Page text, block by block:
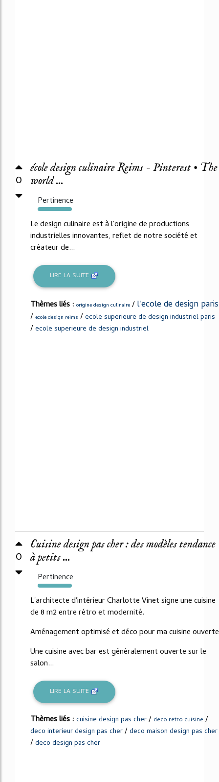
0
école design culinaire Reims - Pinterest • The
world ...
Pertinence
226%
Le design culinaire est à l'origine de productions
industrielles innovantes, reflet de notre société et
créateur de...
LIRE LA SUITE
Thèmes liés : origine design culinaire /l'ecole de design paris
/ ecole design reims /ecole superieure de design industriel paris
/ecole superieure de design industriel
0
Cuisine design pas cher : des modèles tendance
à petits ...
Pertinence
159%
L'architecte d'intérieur Charlotte Vinet signe une cuisine
de 8 m2 entre rétro et modernité.
Aménagement optimisé et déco pour ma cuisine ouverte
Une cuisine avec bar est généralement ouverte sur le
salon...
LIRE LA SUITE
Thèmes liés : cuisine design pas cher/ deco retro cuisine /
deco interieur design pas cher/deco maison design pas cher
/deco design pas cher